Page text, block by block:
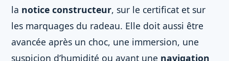
la notice constructeur, sur le certificat et sur
les marquages du radeau. Elle doit aussi être
avancée après un choc, une immersion, une
suspicion d’humidité ou avant une navigation